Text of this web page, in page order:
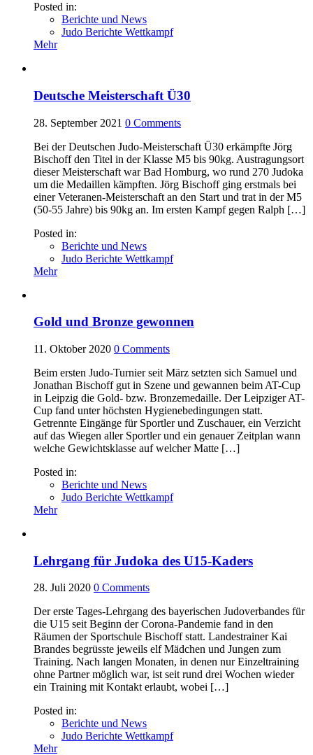
Posted in:
Berichte und News
Judo Berichte Wettkampf
Mehr
Deutsche Meisterschaft Ü30
28. September 2021 0 Comments
Bei der Deutschen Judo-Meisterschaft Ü30 erkämpfte Jörg
Bischoff den Titel in der Klasse M5 bis 90kg. Austragungsort
dieser Meisterschaft war Bad Homburg, wo rund 270 Judoka
um die Medaillen kämpften. Jörg Bischoff ging erstmals bei
einer Veteranen-Meisterschaft an den Start und trat in der M5
(50-55 Jahre) bis 90kg an. Im ersten Kampf gegen Ralph […]
Posted in:
Berichte und News
Judo Berichte Wettkampf
Mehr
Gold und Bronze gewonnen
11. Oktober 2020 0 Comments
Beim ersten Judo-Turnier seit März setzten sich Samuel und
Jonathan Bischoff gut in Szene und gewannen beim AT-Cup
in Leipzig die Gold- bzw. Bronzemedaille. Der Leipziger AT-
Cup fand unter höchsten Hygienebedingungen statt.
Getrennte Eingänge für Sportler und Zuschauer, ein Verzicht
auf das Wiegen aller Sportler und ein genauer Zeitplan wann
welche Gewichtsklasse auf welcher Matte […]
Posted in:
Berichte und News
Judo Berichte Wettkampf
Mehr
Lehrgang für Judoka des U15-Kaders
28. Juli 2020 0 Comments
Der erste Tages-Lehrgang des bayerischen Judoverbandes für
die U15 seit Beginn der Corona-Pandemie fand in den
Räumen der Sportschule Bischoff statt. Landestrainer Kai
Brandes begrüsste jeweils elf Mädchen und Jungen zum
Training. Nach langen Monaten, in denen nur Einzeltraining
ohne Partner möglich war, ist seit rund drei Wochen wieder
ein Training mit Kontakt erlaubt, wobei […]
Posted in:
Berichte und News
Judo Berichte Wettkampf
Mehr